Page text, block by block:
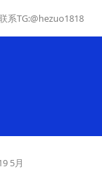
系TG:@hezuo1818
5月